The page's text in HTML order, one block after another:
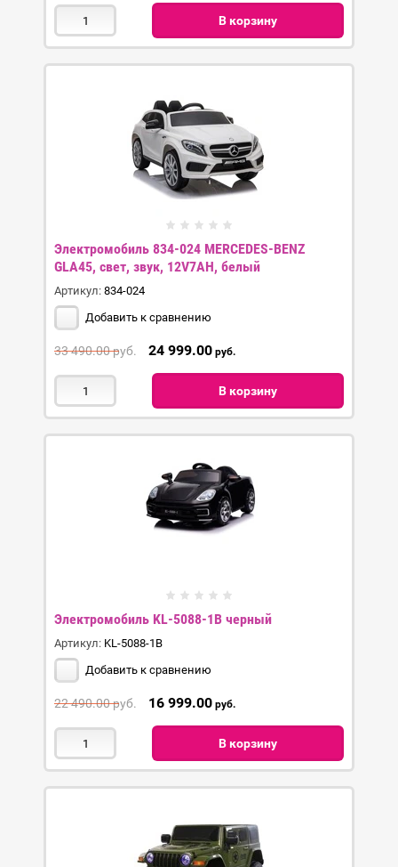
В корзину
Электромобиль 834-024 MERCEDES-BENZ
GLA45, свет, звук, 12V7AH, белый
Артикул: 834-024
Добавить к сравнению
33 490.00руб. 24 999.00 руб.
В корзину
Электромобиль KL-5088-1B черный
Артикул: KL-5088-1B
Добавить к сравнению
22 490.00руб. 16 999.00 руб.
В корзину